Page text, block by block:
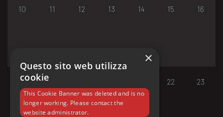
10 11 12 13 14 15 16
17 18 22 23
×
Questo sito web utilizza
cookie
This Cookie Banner was deleted and is no
longer working. Please contact the
website administrator.